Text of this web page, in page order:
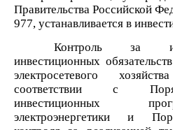
Правительства Российской
977, устанавливается в
Контроль за
инвестиционных
электросетевого
соответствии с
инвестиционных
электроэнергетики и